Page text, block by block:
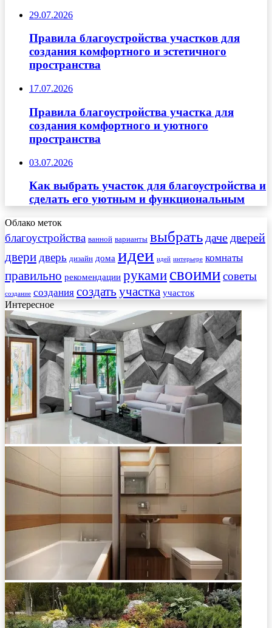
29.07.2026
Правила благоустройства участков для
создания комфортного и эстетичного
пространства
17.07.2026
Правила благоустройства участка для
создания комфортного и уютного
пространства
03.07.2026
Как выбрать участок для благоустройства и
сделать его уютным и функциональным
Облако меток
благоустройства ванной варианты выбрать даче дверей
двери дверь дизайн дома идеи идей интерьере комнаты
правильно рекомендации руками своимисоветы
создание создания создать участка участок
Интересное